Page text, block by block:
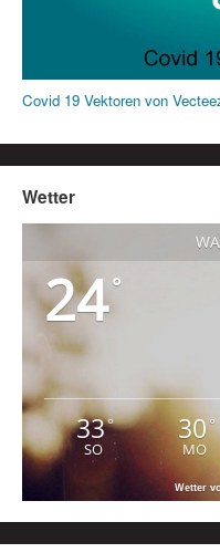
Covid 19 Vektoren von
Wetter
24°
33°
SO
30°
MO
Wetter